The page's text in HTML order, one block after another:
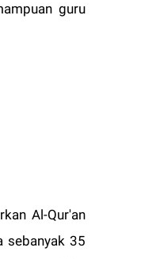
guru
Al-Qur'an
sebanyak 35